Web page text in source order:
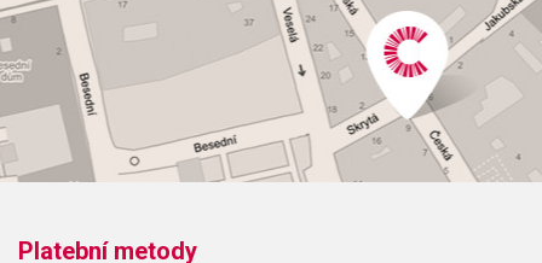
Obsahuje:
Sunny
Platební metody